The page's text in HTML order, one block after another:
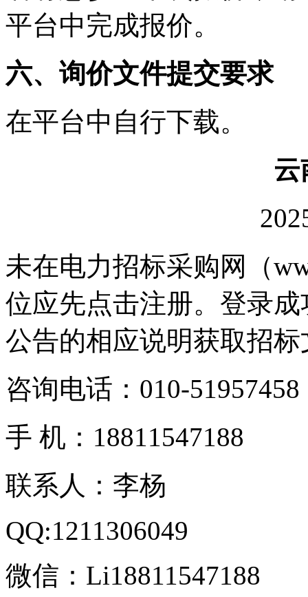
平台中完成报价。
六、询价文件提交要求
在平台中自行下载。
云
未在电力招标采购网（
位应先点击注册。登录
公告的相应说明获取招标
咨询电话：010-51957458
手 机：18811547188
联系人：李杨
QQ:1211306049
微信：Li18811547188